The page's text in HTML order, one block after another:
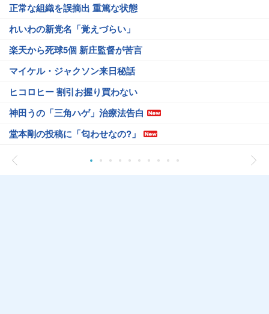
正常な組織を誤摘出 重篤な状態
れいわの新党名「覚えづらい」
楽天から死球5個 新庄監督が苦言
マイケル・ジャクソン来日秘話
ヒコロヒー 割引お握り買わない
神田うの「三角ハゲ」治療法告白
堂本剛の投稿に「匂わせなの?」